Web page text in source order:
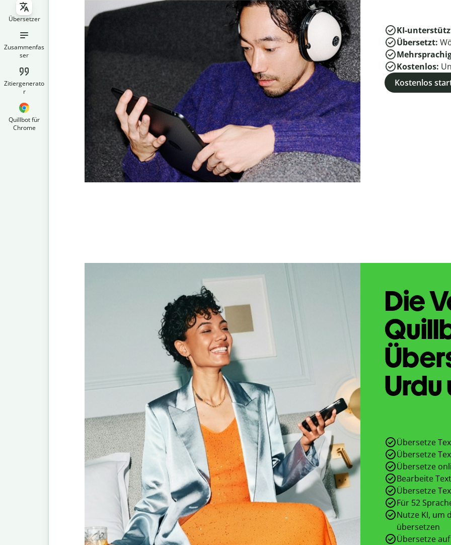
Übersetzer
Zusammenfas
ser
Zitiergenerato
r
Quillbot für
Chrome
KI-
Übersetzt:
Kostenlos:
Kostenlos
Die
Urdu
Übersetze
Übersetze
Übersetze
Bearbeite
Übersetze
Für 52
Nutze KI, um
übersetzen
Übersetze